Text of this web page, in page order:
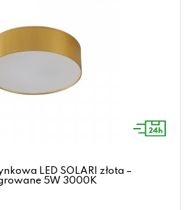
LED SOLARI złota –
5W 3000K